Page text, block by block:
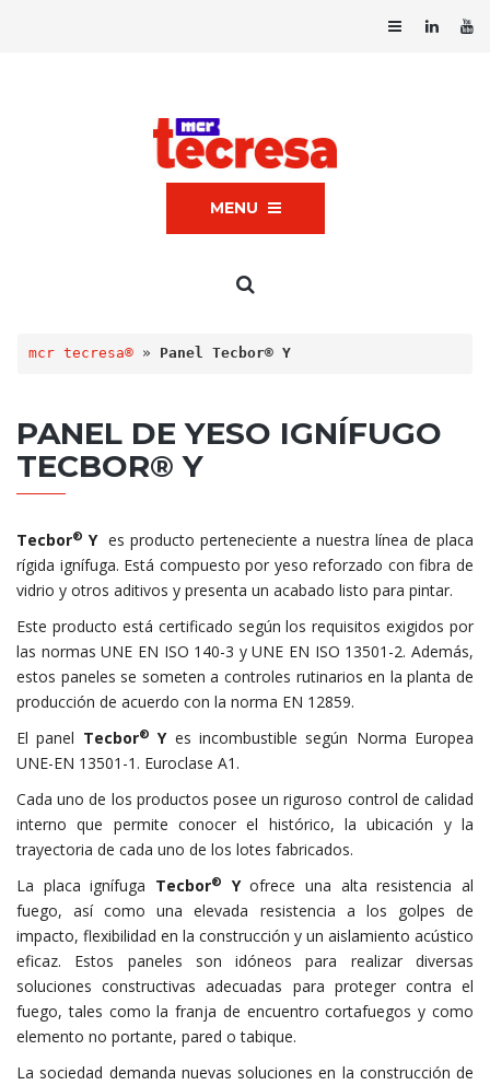
MENU
mcr tecresa® » Panel Tecbor® Y
PANEL DE YESO IGNÍFUGO
TECBOR® Y
Tecbor® Yes producto perteneciente a nuestra línea de placa
rígida ignífuga. Está compuesto por yeso reforzado con fibra de
vidrio y otros aditivos y presenta un acabado listo para pintar.
Este producto está certificado según los requisitos exigidos por
las normas UNE EN ISO 140-3 y UNE EN ISO 13501-2. Además,
estos paneles se someten a controles rutinarios en la planta de
producción de acuerdo con la norma EN 12859.
El panel Tecbor® Yes incombustible según Norma Europea
UNE-EN 13501-1. Euroclase A1.
Cada uno de los productos posee un riguroso control de calidad
interno que permite conocer el histórico, la ubicación y la
trayectoria de cada uno de los lotes fabricados.
La placa ignífuga Tecbor® Yofrece una alta resistencia al
fuego, así como una elevada resistencia a los golpes de
impacto, flexibilidad en la construcción y un aislamiento acústico
eficaz. Estos paneles son idóneos para realizar diversas
soluciones constructivas adecuadas para proteger contra el
fuego, tales como la franja de encuentro cortafuegos y como
elemento no portante, pared o tabique.
La sociedad demanda nuevas soluciones en la construcción de